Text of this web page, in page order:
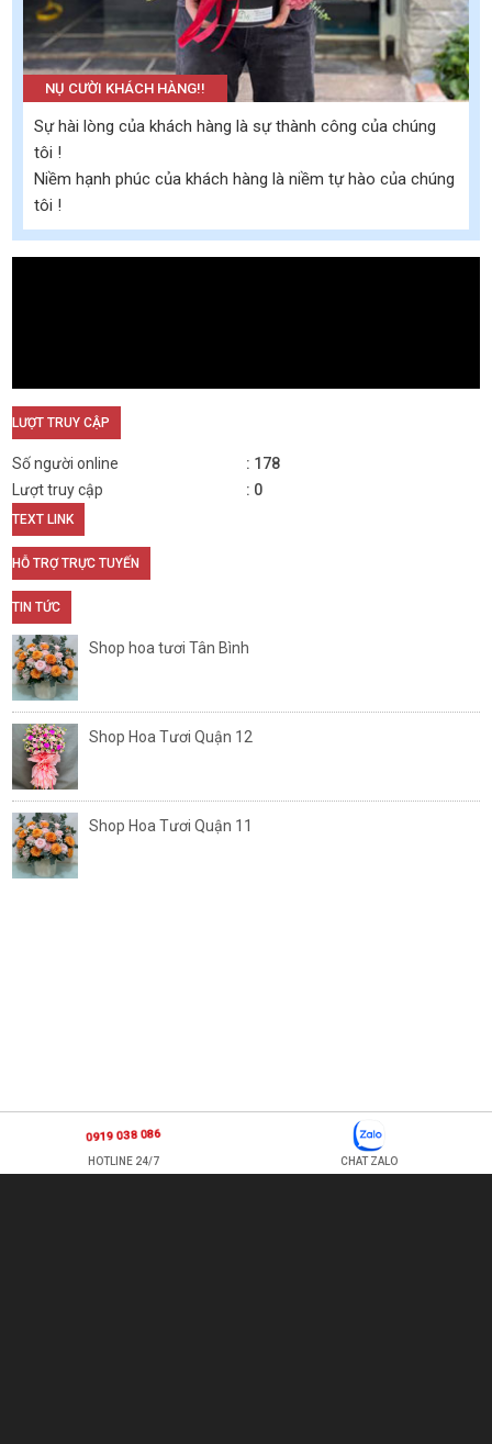
NỤ CƯỜI KHÁCH HÀNG!!
Sự hài lòng của khách hàng là sự thành công của chúng
tôi !
Niềm hạnh phúc của khách hàng là niềm tự hào của chúng
tôi !
LƯỢT TRUY CẬP
Số người online
178
Lượt truy cập
0
TEXT LINK
HỖ TRỢ TRỰC TUYẾN
TIN TỨC
Shop hoa tươi Tân Bình
Shop Hoa Tươi Quận 12
Shop Hoa Tươi Quận 11
0919 038 086
HOTLINE 24/7 CHAT ZALO